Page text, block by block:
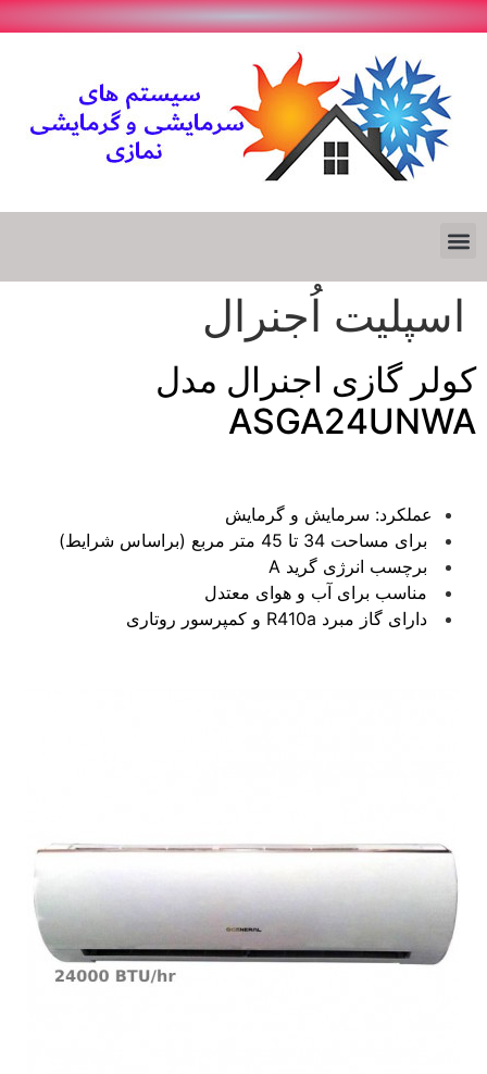
اسپلیت اُجنرال
کولر گازی اجنرال مدل
ASGA24UNWA
عملکرد: سرمايش و گرمایش
برای مساحت 34 تا 45 متر مربع (براساس شرایط)
برچسب انرژی گرید A
مناسب برای آب و هوای معتدل
دارای گاز مبرد R410a و کمپرسور روتاری